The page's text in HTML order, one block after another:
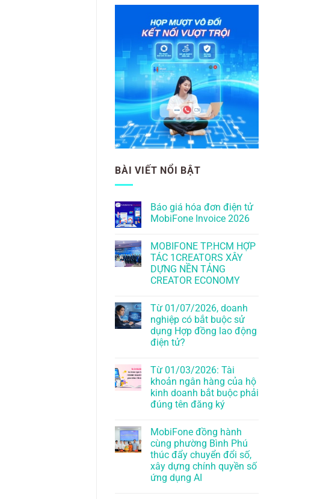
BÀI VIẾT NỔI BẬT
Báo giá hóa đơn điện tử
MobiFone Invoice 2026
MOBIFONE TP.HCM HỢP
TÁC 1CREATORS XÂY
DỰNG NỀN TẢNG
CREATOR ECONOMY
Từ 01/07/2026, doanh
nghiệp có bắt buộc sử
dụng Hợp đồng lao động
điện tử?
Từ 01/03/2026: Tài
khoản ngân hàng của hộ
kinh doanh bắt buộc phải
đúng tên đăng ký
MobiFone đồng hành
cùng phường Bình Phú
thúc đẩy chuyển đổi số,
xây dựng chính quyền số
ứng dụng AI